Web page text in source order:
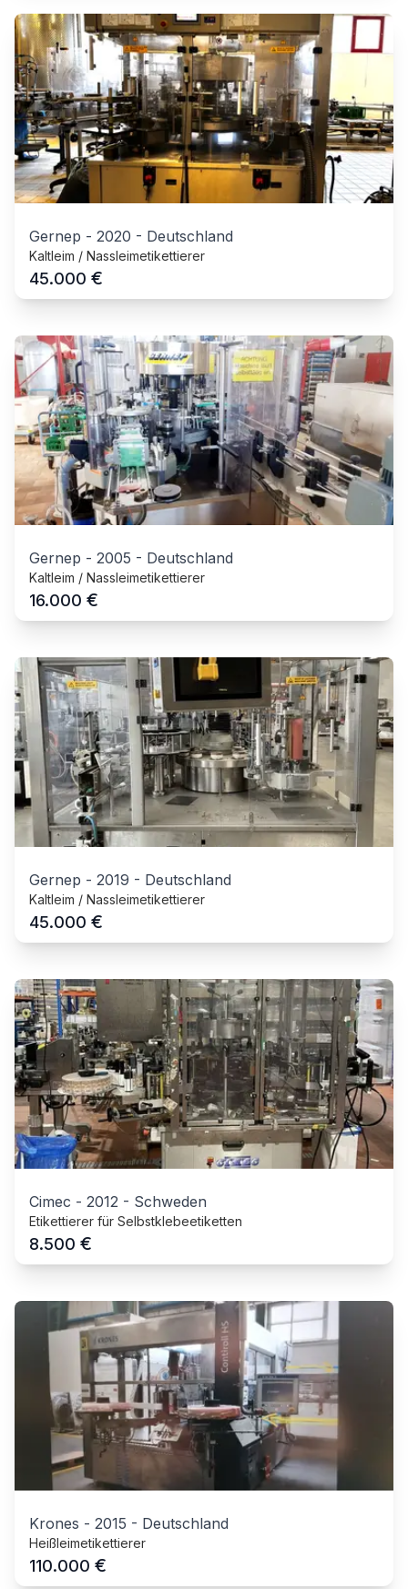
Gernep - 2020 - Deutschland
Kaltleim / Nassleimetikettierer
45.000 €
Gernep - 2005 - Deutschland
Kaltleim / Nassleimetikettierer
16.000 €
Gernep - 2019 - Deutschland
Kaltleim / Nassleimetikettierer
45.000 €
Cimec - 2012 - Schweden
Etikettierer für Selbstklebeetiketten
8.500 €
Krones - 2015 - Deutschland
Heißleimetikettierer
110.000 €